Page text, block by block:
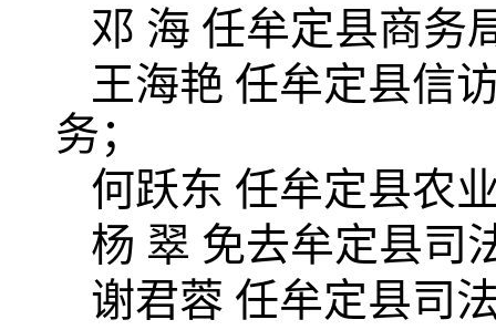
邓 海 任牟定县商务
王海艳 任牟定县信
务；
何跃东 任牟定县农
杨 翠 免去牟定县司
谢君蓉 任牟定县司